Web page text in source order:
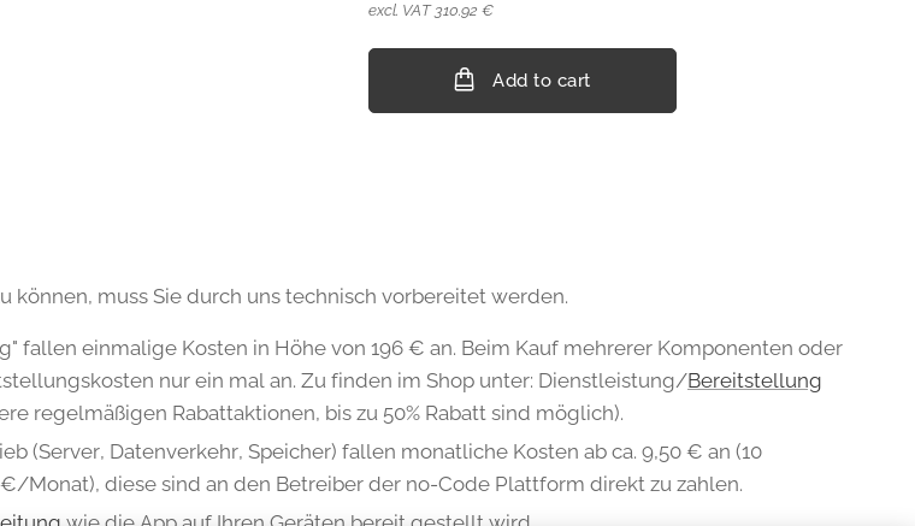
excl. VAT 310.92 €
Add to cart
können, muss Sie durch uns technisch vorbereitet werden.
fallen einmalige Kosten in Höhe von 196 € an. Beim Kauf mehrerer Komponenten oder
nur ein mal an. Zu finden im Shop unter: Dienstleistung/Bereitstellung
regelmäßigen Rabattaktionen, bis zu 50% Rabatt sind möglich).
(Server, Datenverkehr, Speicher) fallen monatliche Kosten ab ca. 9,50 € an (10
Monat), diese sind an den Betreiber der no-Code Plattform direkt zu zahlen.